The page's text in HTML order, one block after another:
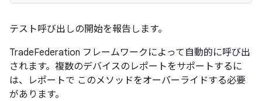
テスト呼び出しの開始を報告します。
TradeFederation フレームワークによって自動的に呼び出
されます。複数のデバイスのレポートをサポートするに
は、レポートで このメソッドをオーバーライドする必要
があります。